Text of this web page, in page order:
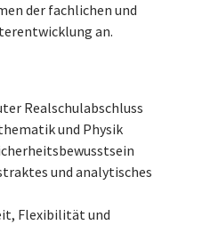
der fachlichen und
an.
Realschulabschluss
und Physik
und analytisches
Flexibilität und